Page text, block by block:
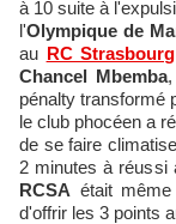
à 10 suite à
l'Olympique de
au RC Strasbourg
Chancel Mbemba
pénalty transformé
le club phocéen a
de se faire
2 minutes à réussi
RCSA était
d'offrir les 3 points